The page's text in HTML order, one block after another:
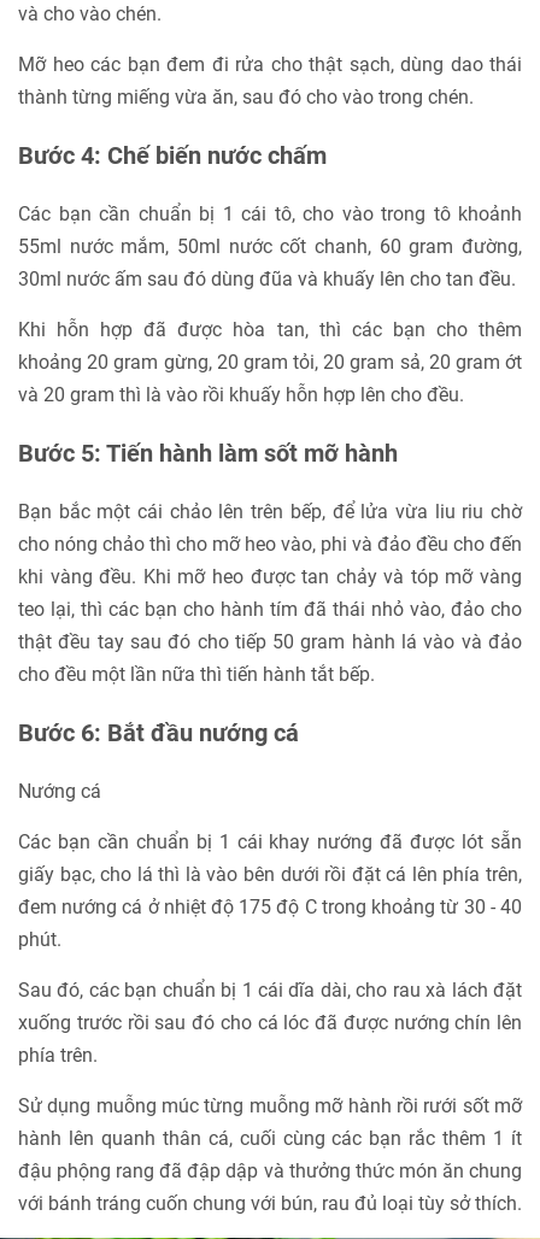
và cho vào chén.
Mỡ heo các bạn đem đi rửa cho thật sạch, dùng dao thái
thành từng miếng vừa ăn, sau đó cho vào trong chén.
Bước 4: Chế biến nước chấm
Các bạn cần chuẩn bị 1 cái tô, cho vào trong tô khoảnh
55ml nước mắm, 50ml nước cốt chanh, 60 gram đường,
30ml nước ấm sau đó dùng đũa và khuấy lên cho tan đều.
Khi hỗn hợp đã được hòa tan, thì các bạn cho thêm
khoảng 20 gram gừng, 20 gram tỏi, 20 gram sả, 20 gram ớt
và 20 gram thì là vào rồi khuấy hỗn hợp lên cho đều.
Bước 5: Tiến hành làm sốt mỡ hành
Bạn bắc một cái chảo lên trên bếp, để lửa vừa liu riu chờ
cho nóng chảo thì cho mỡ heo vào, phi và đảo đều cho đến
khi vàng đều. Khi mỡ heo được tan chảy và tóp mỡ vàng
teo lại, thì các bạn cho hành tím đã thái nhỏ vào, đảo cho
thật đều tay sau đó cho tiếp 50 gram hành lá vào và đảo
cho đều một lần nữa thì tiến hành tắt bếp.
Bước 6: Bắt đầu nướng cá
Nướng cá
Các bạn cần chuẩn bị 1 cái khay nướng đã được lót sẵn
giấy bạc, cho lá thì là vào bên dưới rồi đặt cá lên phía trên,
đem nướng cá ở nhiệt độ 175 độ C trong khoảng từ 30 - 40
phút.
Sau đó, các bạn chuẩn bị 1 cái dĩa dài, cho rau xà lách đặt
xuống trước rồi sau đó cho cá lóc đã được nướng chín lên
phía trên.
Sử dụng muỗng múc từng muỗng mỡ hành rồi rưới sốt mỡ
hành lên quanh thân cá, cuối cùng các bạn rắc thêm 1 ít
đậu phộng rang đã đập dập và thưởng thức món ăn chung
với bánh tráng cuốn chung với bún, rau đủ loại tùy sở thích.